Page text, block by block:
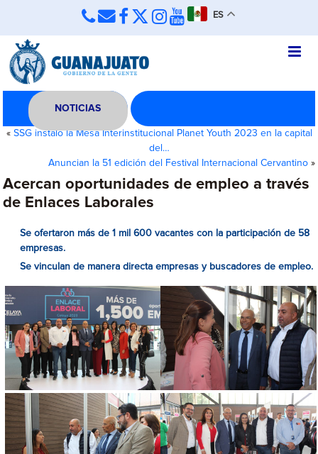
ES
NOTICIAS
« SSG instaló la Mesa Interinstitucional Planet Youth 2023 en la capital
del…
Anuncian la 51 edición del Festival Internacional Cervantino»
Acercan oportunidades de empleo a través
de Enlaces Laborales
Se ofertaron más de 1 mil 600 vacantes con la participación de 58
empresas.
Se vinculan de manera directa empresas y buscadores de empleo.